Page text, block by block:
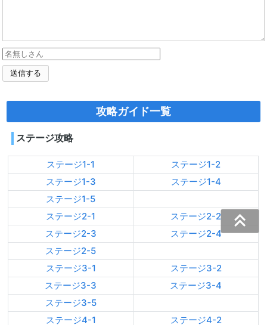
攻略ガイド一覧
ステージ攻略
ステージ1-1
ステージ1-2
ステージ1-3
ステージ1-4
ステージ1-5
ステージ2-1
ステージ2-2
ステージ2-3
ステージ2-4
ステージ2-5
ステージ3-1
ステージ3-2
ステージ3-3
ステージ3-4
ステージ3-5
ステージ4-1
ステージ4-2